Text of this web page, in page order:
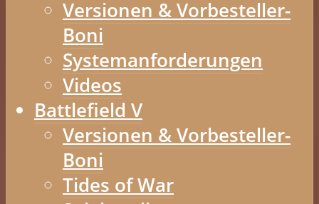
Versionen & Vorbesteller-
Boni
Systemanforderungen
Videos
Battlefield V
Versionen & Vorbesteller-
Boni
Tides of War